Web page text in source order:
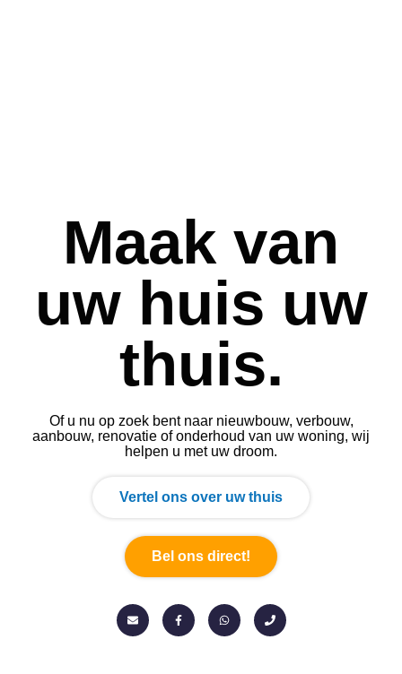
Maak van
uw huis uw
thuis.
Of u nu op zoek bent naar nieuwbouw, verbouw,
aanbouw, renovatie of onderhoud van uw woning, wij
helpen u met uw droom.
Vertel ons over uw thuis
Bel ons direct!